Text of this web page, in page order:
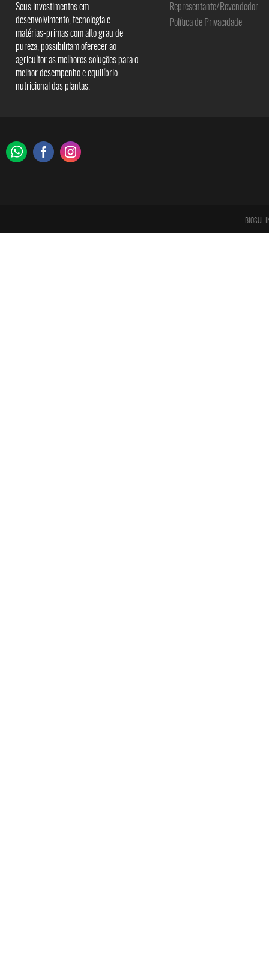
Seus investimentos em
desenvolvimento, tecnologia e
matérias-primas com alto grau de
pureza, possibilitam oferecer ao
agricultor as melhores soluções para o
melhor desempenho e equilíbrio
nutricional das plantas.
Representante/Revendedor
Política de Privacidade
BIOSUL